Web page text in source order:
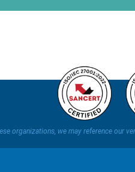
organizations, we may reference our